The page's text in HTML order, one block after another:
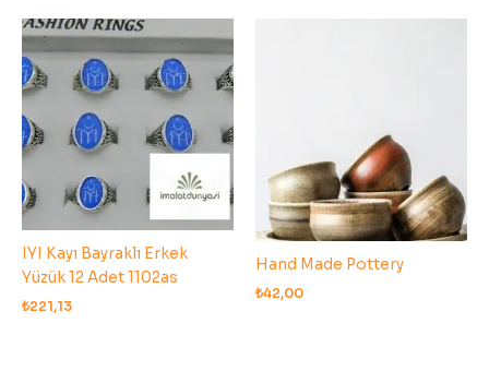
IYI Kayı Bayraklı Erkek
Yüzük 12 Adet 1102as
₺221,13
Hand Made Pottery
₺42,00